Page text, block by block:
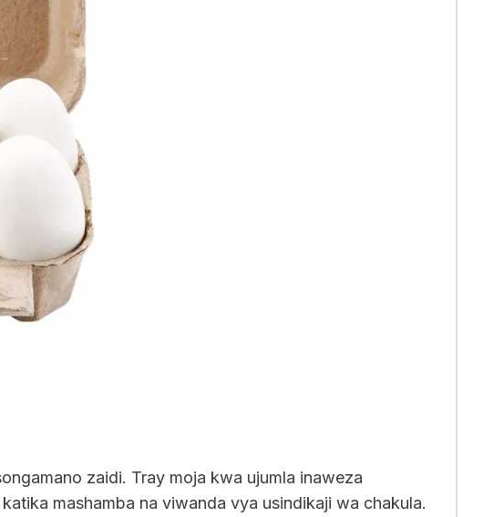
zaidi. Tray moja kwa ujumla inaweza
mashamba na viwanda vya usindikaji wa chakula.